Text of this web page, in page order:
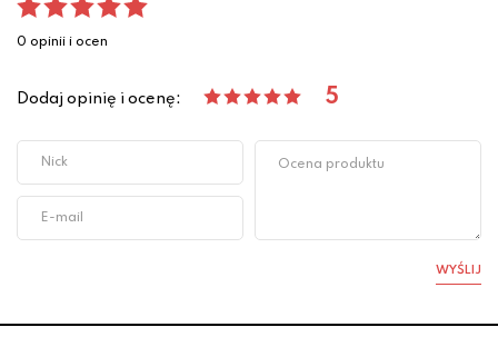
0 opinii i ocen
Dodaj opinię i ocenę: 5
WYŚLIJ